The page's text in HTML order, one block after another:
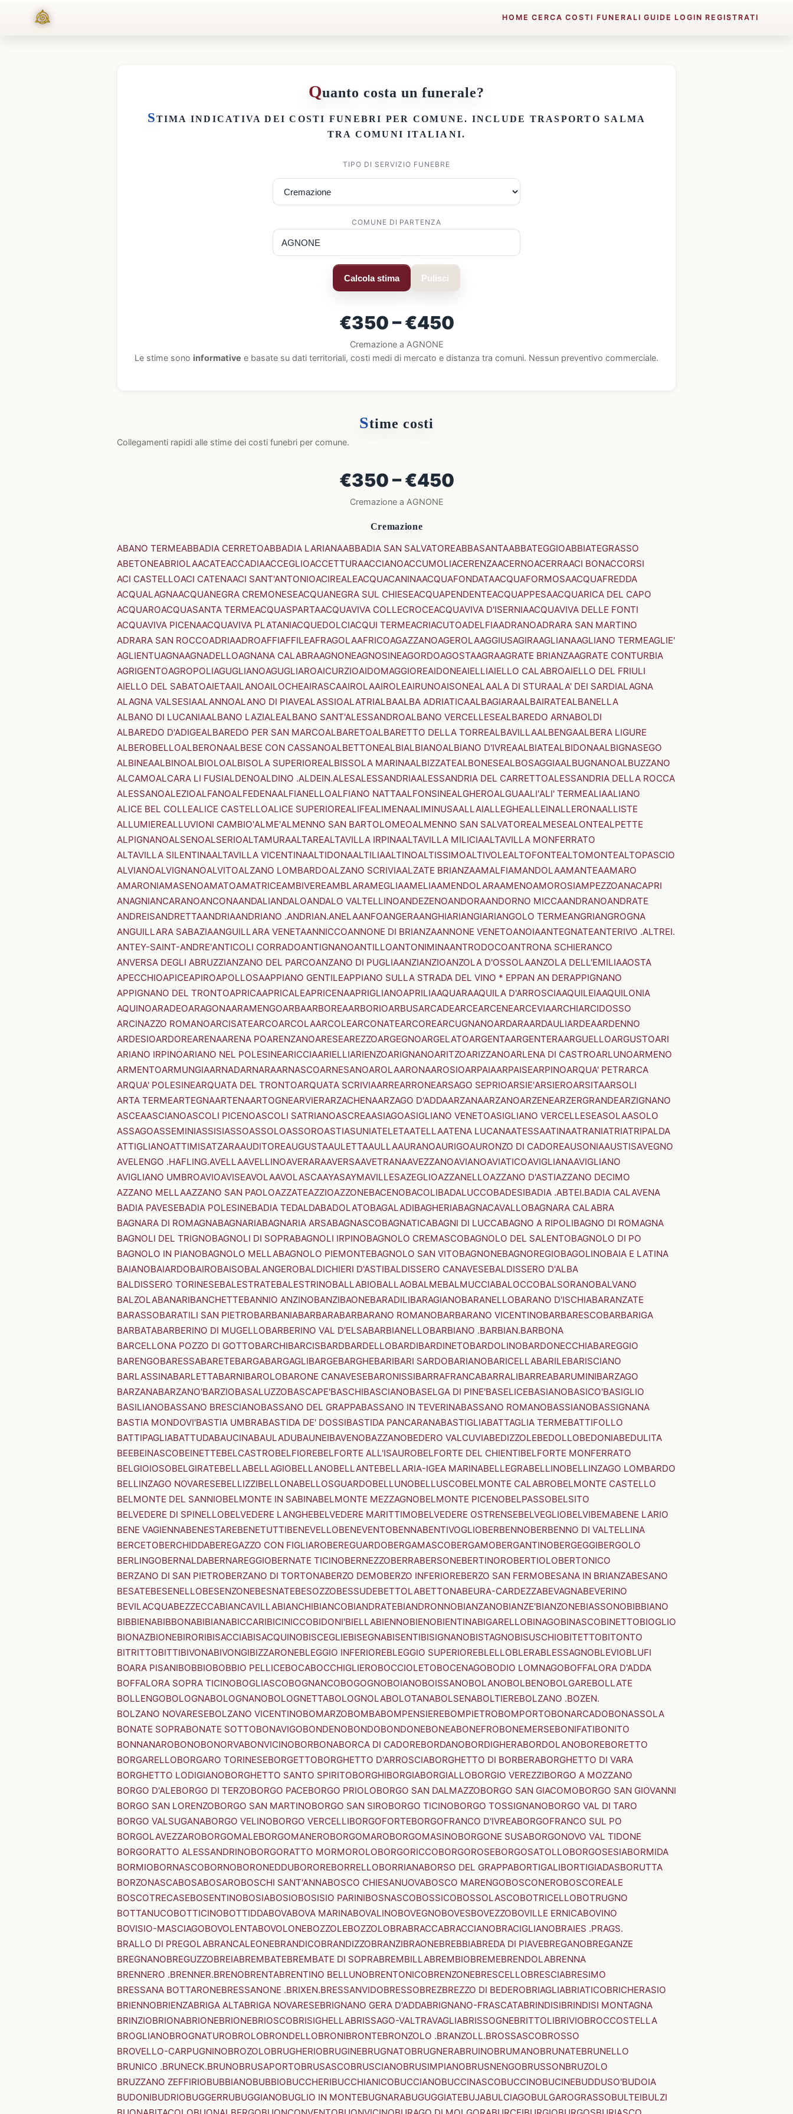
HOME CERCA COSTI FUNERALI GUIDE LOGIN REGISTRATI
Quanto costa un funerale?
STIMA INDICATIVA DEICOSTI FUNEBRI PER COMUNE. INCLUDE TRASPORTO SALMA
TRA COMUNI ITALIANI.
TIPO DI SERVIZIO FUNEBRE
COMUNE DI PARTENZA
Calcola stima Pulisci
€350 – €450
Cremazione a AGNONE
Le stime sono informative e basate su dati territoriali, costi medi di mercato e distanza tra comuni. Nessun preventivo commerciale.
Stime costi
Collegamenti rapidi alle stime dei costi funebri per comune.
€350 – €450
Cremazione a AGNONE
Cremazione
ABANO TERMEABBADIA CERRETOABBADIA LARIANAABBADIA SAN SALVATOREABBASANTAABBATEGGIOABBIATEGRASSO
ABETONEABRIOLAACATEACCADIAACCEGLIOACCETTURAACCIANOACCUMOLIACERENZAACERNOACERRAACI BONACCORSI
ACI CASTELLOACI CATENAACI SANT'ANTONIOACIREALEACQUACANINAACQUAFONDATAACQUAFORMOSAACQUAFREDDA
ACQUALAGNAACQUANEGRA CREMONESEACQUANEGRA SUL CHIESEACQUAPENDENTEACQUAPPESAACQUARICA DEL CAPO
ACQUAROACQUASANTA TERMEACQUASPARTAACQUAVIVA COLLECROCEACQUAVIVA D'ISERNIAACQUAVIVA DELLE FONTI
ACQUAVIVA PICENAACQUAVIVA PLATANIACQUEDOLCIACQUI TERMEACRIACUTOADELFIAADRANOADRARA SAN MARTINO
ADRARA SAN ROCCOADRIAADROAFFIAFFILEAFRAGOLAAFRICOAGAZZANOAGEROLAAGGIUSAGIRAAGLIANAAGLIANO TERMEAGLIE'
AGLIENTUAGNAAGNADELLOAGNANA CALABRAAGNONEAGNOSINEAGORDOAGOSTAAGRAAGRATE BRIANZAAGRATE CONTURBIA
AGRIGENTOAGROPOLIAGUGLIANOAGUGLIAROAICURZIOAIDOMAGGIOREAIDONEAIELLIAIELLO CALABROAIELLO DEL FRIULI
AIELLO DEL SABATOAIETAAILANOAILOCHEAIRASCAAIROLAAIROLEAIRUNOAISONEALAALA DI STURAALA' DEI SARDIALAGNA
ALAGNA VALSESIAALANNOALANO DI PIAVEALASSIOALATRIALBAALBA ADRIATICAALBAGIARAALBAIRATEALBANELLA
ALBANO DI LUCANIAALBANO LAZIALEALBANO SANT'ALESSANDROALBANO VERCELLESEALBAREDO ARNABOLDI
ALBAREDO D'ADIGEALBAREDO PER SAN MARCOALBARETOALBARETTO DELLA TORREALBAVILLAALBENGAALBERA LIGURE
ALBEROBELLOALBERONAALBESE CON CASSANOALBETTONEALBIALBIANOALBIANO D'IVREAALBIATEALBIDONAALBIGNASEGO
ALBINEAALBINOALBIOLOALBISOLA SUPERIOREALBISSOLA MARINAALBIZZATEALBONESEALBOSAGGIAALBUGNANOALBUZZANO
ALCAMOALCARA LI FUSIALDENOALDINO .ALDEIN.ALESALESSANDRIAALESSANDRIA DEL CARRETTOALESSANDRIA DELLA ROCCA
ALESSANOALEZIOALFANOALFEDENAALFIANELLOALFIANO NATTAALFONSINEALGHEROALGUAALI'ALI' TERMEALIAALIANO
ALICE BEL COLLEALICE CASTELLOALICE SUPERIOREALIFEALIMENAALIMINUSAALLAIALLEGHEALLEINALLERONAALLISTE
ALLUMIEREALLUVIONI CAMBIO'ALME'ALMENNO SAN BARTOLOMEOALMENNO SAN SALVATOREALMESEALONTEALPETTE
ALPIGNANOALSENOALSERIOALTAMURAALTAREALTAVILLA IRPINAALTAVILLA MILICIAALTAVILLA MONFERRATO
ALTAVILLA SILENTINAALTAVILLA VICENTINAALTIDONAALTILIAALTINOALTISSIMOALTIVOLEALTOFONTEALTOMONTEALTOPASCIO
ALVIANOALVIGNANOALVITOALZANO LOMBARDOALZANO SCRIVIAALZATE BRIANZAAMALFIAMANDOLAAMANTEAAMARO
AMARONIAMASENOAMATOAMATRICEAMBIVEREAMBLARAMEGLIAAMELIAAMENDOLARAAMENOAMOROSIAMPEZZOANACAPRI
ANAGNIANCARANOANCONAANDALIANDALOANDALO VALTELLINOANDEZENOANDORAANDORNO MICCAANDRANOANDRATE
ANDREISANDRETTAANDRIAANDRIANO .ANDRIAN.ANELAANFOANGERAANGHIARIANGIARIANGOLO TERMEANGRIANGROGNA
ANGUILLARA SABAZIAANGUILLARA VENETAANNICCOANNONE DI BRIANZAANNONE VENETOANOIAANTEGNATEANTERIVO .ALTREI.
ANTEY-SAINT-ANDRE'ANTICOLI CORRADOANTIGNANOANTILLOANTONIMINAANTRODOCOANTRONA SCHIERANCO
ANVERSA DEGLI ABRUZZIANZANO DEL PARCOANZANO DI PUGLIAANZIANZIOANZOLA D'OSSOLAANZOLA DELL'EMILIAAOSTA
APECCHIOAPICEAPIROAPOLLOSAAPPIANO GENTILEAPPIANO SULLA STRADA DEL VINO * EPPAN AN DERAPPIGNANO
APPIGNANO DEL TRONTOAPRICAAPRICALEAPRICENAAPRIGLIANOAPRILIAAQUARAAQUILA D'ARROSCIAAQUILEIAAQUILONIA
AQUINOARADEOARAGONAARAMENGOARBAARBOREAARBORIOARBUSARCADEARCEARCENEARCEVIAARCHIARCIDOSSO
ARCINAZZO ROMANOARCISATEARCOARCOLAARCOLEARCONATEARCOREARCUGNANOARDARAARDAULIARDEAARDENNO
ARDESIOARDOREARENAARENA POARENZANOARESEAREZZOARGEGNOARGELATOARGENTAARGENTERAARGUELLOARGUSTOARI
ARIANO IRPINOARIANO NEL POLESINEARICCIAARIELLIARIENZOARIGNANOARITZOARIZZANOARLENA DI CASTROARLUNOARMENO
ARMENTOARMUNGIAARNADARNARAARNASCOARNESANOAROLAARONAAROSIOARPAIAARPAISEARPINOARQUA' PETRARCA
ARQUA' POLESINEARQUATA DEL TRONTOARQUATA SCRIVIAARREARRONEARSAGO SEPRIOARSIE'ARSIEROARSITAARSOLI
ARTA TERMEARTEGNAARTENAARTOGNEARVIERARZACHENAARZAGO D'ADDAARZANAARZANOARZENEARZERGRANDEARZIGNANO
ASCEAASCIANOASCOLI PICENOASCOLI SATRIANOASCREAASIAGOASIGLIANO VENETOASIGLIANO VERCELLESEASOLAASOLO
ASSAGOASSEMINIASSISIASSOASSOLOASSOROASTIASUNIATELETAATELLAATENA LUCANAATESSAATINAATRANIATRIATRIPALDA
ATTIGLIANOATTIMISATZARAAUDITOREAUGUSTAAULETTAAULLAAURANOAURIGOAURONZO DI CADOREAUSONIAAUSTISAVEGNO
AVELENGO .HAFLING.AVELLAAVELLINOAVERARAAVERSAAVETRANAAVEZZANOAVIANOAVIATICOAVIGLIANAAVIGLIANO
AVIGLIANO UMBROAVIOAVISEAVOLAAVOLASCAAYASAYMAVILLESAZEGLIOAZZANELLOAZZANO D'ASTIAZZANO DECIMO
AZZANO MELLAAZZANO SAN PAOLOAZZATEAZZIOAZZONEBACENOBACOLIBADALUCCOBADESIBADIA .ABTEI.BADIA CALAVENA
BADIA PAVESEBADIA POLESINEBADIA TEDALDABADOLATOBAGALADIBAGHERIABAGNACAVALLOBAGNARA CALABRA
BAGNARA DI ROMAGNABAGNARIABAGNARIA ARSABAGNASCOBAGNATICABAGNI DI LUCCABAGNO A RIPOLIBAGNO DI ROMAGNA
BAGNOLI DEL TRIGNOBAGNOLI DI SOPRABAGNOLI IRPINOBAGNOLO CREMASCOBAGNOLO DEL SALENTOBAGNOLO DI PO
BAGNOLO IN PIANOBAGNOLO MELLABAGNOLO PIEMONTEBAGNOLO SAN VITOBAGNONEBAGNOREGIOBAGOLINOBAIA E LATINA
BAIANOBAIARDOBAIROBAISOBALANGEROBALDICHIERI D'ASTIBALDISSERO CANAVESEBALDISSERO D'ALBA
BALDISSERO TORINESEBALESTRATEBALESTRINOBALLABIOBALLAOBALMEBALMUCCIABALOCCOBALSORANOBALVANO
BALZOLABANARIBANCHETTEBANNIO ANZINOBANZIBAONEBARADILIBARAGIANOBARANELLOBARANO D'ISCHIABARANZATE
BARASSOBARATILI SAN PIETROBARBANIABARBARABARBARANO ROMANOBARBARANO VICENTINOBARBARESCOBARBARIGA
BARBATABARBERINO DI MUGELLOBARBERINO VAL D'ELSABARBIANELLOBARBIANO .BARBIAN.BARBONA
BARCELLONA POZZO DI GOTTOBARCHIBARCISBARDBARDELLOBARDIBARDINETOBARDOLINOBARDONECCHIABAREGGIO
BARENGOBARESSABARETEBARGABARGAGLIBARGEBARGHEBARIBARI SARDOBARIANOBARICELLABARILEBARISCIANO
BARLASSINABARLETTABARNIBAROLOBARONE CANAVESEBARONISSIBARRAFRANCABARRALIBARREABARUMINIBARZAGO
BARZANABARZANO'BARZIOBASALUZZOBASCAPE'BASCHIBASCIANOBASELGA DI PINE'BASELICEBASIANOBASICO'BASIGLIO
BASILIANOBASSANO BRESCIANOBASSANO DEL GRAPPABASSANO IN TEVERINABASSANO ROMANOBASSIANOBASSIGNANA
BASTIA MONDOVI'BASTIA UMBRABASTIDA DE' DOSSIBASTIDA PANCARANABASTIGLIABATTAGLIA TERMEBATTIFOLLO
BATTIPAGLIABATTUDABAUCINABAULADUBAUNEIBAVENOBAZZANOBEDERO VALCUVIABEDIZZOLEBEDOLLOBEDONIABEDULITA
BEEBEINASCOBEINETTEBELCASTROBELFIOREBELFORTE ALL'ISAUROBELFORTE DEL CHIENTIBELFORTE MONFERRATO
BELGIOIOSOBELGIRATEBELLABELLAGIOBELLANOBELLANTEBELLARIA-IGEA MARINABELLEGRABELLINOBELLINZAGO LOMBARDO
BELLINZAGO NOVARESEBELLIZZIBELLONABELLOSGUARDOBELLUNOBELLUSCOBELMONTE CALABROBELMONTE CASTELLO
BELMONTE DEL SANNIOBELMONTE IN SABINABELMONTE MEZZAGNOBELMONTE PICENOBELPASSOBELSITO
BELVEDERE DI SPINELLOBELVEDERE LANGHEBELVEDERE MARITTIMOBELVEDERE OSTRENSEBELVEGLIOBELVIBEMABENE LARIO
BENE VAGIENNABENESTAREBENETUTTIBENEVELLOBENEVENTOBENNABENTIVOGLIOBERBENNOBERBENNO DI VALTELLINA
BERCETOBERCHIDDABEREGAZZO CON FIGLIAROBEREGUARDOBERGAMASCOBERGAMOBERGANTINOBERGEGGIBERGOLO
BERLINGOBERNALDABERNAREGGIOBERNATE TICINOBERNEZZOBERRABERSONEBERTINOROBERTIOLOBERTONICO
BERZANO DI SAN PIETROBERZANO DI TORTONABERZO DEMOBERZO INFERIOREBERZO SAN FERMOBESANA IN BRIANZABESANO
BESATEBESENELLOBESENZONEBESNATEBESOZZOBESSUDEBETTOLABETTONABEURA-CARDEZZABEVAGNABEVERINO
BEVILACQUABEZZECCABIANCAVILLABIANCHIBIANCOBIANDRATEBIANDRONNOBIANZANOBIANZE'BIANZONEBIASSONOBIBBIANO
BIBBIENABIBBONABIBIANABICCARIBICINICCOBIDONI'BIELLABIENNOBIENOBIENTINABIGARELLOBINAGOBINASCOBINETTOBIOGLIO
BIONAZBIONEBIRORIBISACCIABISACQUINOBISCEGLIEBISEGNABISENTIBISIGNANOBISTAGNOBISUSCHIOBITETTOBITONTO
BITRITTOBITTIBIVONABIVONGIBIZZARONEBLEGGIO INFERIOREBLEGGIO SUPERIOREBLELLOBLERABLESSAGNOBLEVIOBLUFI
BOARA PISANIBOBBIOBOBBIO PELLICEBOCABOCCHIGLIEROBOCCIOLETOBOCENAGOBODIO LOMNAGOBOFFALORA D'ADDA
BOFFALORA SOPRA TICINOBOGLIASCOBOGNANCOBOGOGNOBOIANOBOISSANOBOLANOBOLBENOBOLGAREBOLLATE
BOLLENGOBOLOGNABOLOGNANOBOLOGNETTABOLOGNOLABOLOTANABOLSENABOLTIEREBOLZANO .BOZEN.
BOLZANO NOVARESEBOLZANO VICENTINOBOMARZOBOMBABOMPENSIEREBOMPIETROBOMPORTOBONARCADOBONASSOLA
BONATE SOPRABONATE SOTTOBONAVIGOBONDENOBONDOBONDONEBONEABONEFROBONEMERSEBONIFATIBONITO
BONNANAROBONOBONORVABONVICINOBORBONABORCA DI CADOREBORDANOBORDIGHERABORDOLANOBOREBORETTO
BORGARELLOBORGARO TORINESEBORGETTOBORGHETTO D'ARROSCIABORGHETTO DI BORBERABORGHETTO DI VARA
BORGHETTO LODIGIANOBORGHETTO SANTO SPIRITOBORGHIBORGIABORGIALLOBORGIO VEREZZIBORGO A MOZZANO
BORGO D'ALEBORGO DI TERZOBORGO PACEBORGO PRIOLOBORGO SAN DALMAZZOBORGO SAN GIACOMOBORGO SAN GIOVANNI
BORGO SAN LORENZOBORGO SAN MARTINOBORGO SAN SIROBORGO TICINOBORGO TOSSIGNANOBORGO VAL DI TARO
BORGO VALSUGANABORGO VELINOBORGO VERCELLIBORGOFORTEBORGOFRANCO D'IVREABORGOFRANCO SUL PO
BORGOLAVEZZAROBORGOMALEBORGOMANEROBORGOMAROBORGOMASINOBORGONE SUSABORGONOVO VAL TIDONE
BORGORATTO ALESSANDRINOBORGORATTO MORMOROLOBORGORICCOBORGOROSEBORGOSATOLLOBORGOSESIABORMIDA
BORMIOBORNASCOBORNOBORONEDDUBOROREBORRELLOBORRIANABORSO DEL GRAPPABORTIGALIBORTIGIADASBORUTTA
BORZONASCABOSABOSAROBOSCHI SANT'ANNABOSCO CHIESANUOVABOSCO MARENGOBOSCONEROBOSCOREALE
BOSCOTRECASEBOSENTINOBOSIABOSIOBOSISIO PARINIBOSNASCOBOSSICOBOSSOLASCOBOTRICELLOBOTRUGNO
BOTTANUCOBOTTICINOBOTTIDDABOVABOVA MARINABOVALINOBOVEGNOBOVESBOVEZZOBOVILLE ERNICABOVINO
BOVISIO-MASCIAGOBOVOLENTABOVOLONEBOZZOLEBOZZOLOBRABRACCABRACCIANOBRACIGLIANOBRAIES .PRAGS.
BRALLO DI PREGOLABRANCALEONEBRANDICOBRANDIZZOBRANZIBRAONEBREBBIABREDA DI PIAVEBREGANOBREGANZE
BREGNANOBREGUZZOBREIABREMBATEBREMBATE DI SOPRABREMBILLABREMBIOBREMEBRENDOLABRENNA
BRENNERO .BRENNER.BRENOBRENTABRENTINO BELLUNOBRENTONICOBRENZONEBRESCELLOBRESCIABRESIMO
BRESSANA BOTTARONEBRESSANONE .BRIXEN.BRESSANVIDOBRESSOBREZBREZZO DI BEDEROBRIAGLIABRIATICOBRICHERASIO
BRIENNOBRIENZABRIGA ALTABRIGA NOVARESEBRIGNANO GERA D'ADDABRIGNANO-FRASCATABRINDISIBRINDISI MONTAGNA
BRINZIOBRIONABRIONEBRIONEBRIOSCOBRISIGHELLABRISSAGO-VALTRAVAGLIABRISSOGNEBRITTOLIBRIVIOBROCCOSTELLA
BROGLIANOBROGNATUROBROLOBRONDELLOBRONIBRONTEBRONZOLO .BRANZOLL.BROSSASCOBROSSO
BROVELLO-CARPUGNINOBROZOLOBRUGHERIOBRUGINEBRUGNATOBRUGNERABRUINOBRUMANOBRUNATEBRUNELLO
BRUNICO .BRUNECK.BRUNOBRUSAPORTOBRUSASCOBRUSCIANOBRUSIMPIANOBRUSNENGOBRUSSONBRUZOLO
BRUZZANO ZEFFIRIOBUBBIANOBUBBIOBUCCHERIBUCCHIANICOBUCCIANOBUCCINASCOBUCCINOBUCINEBUDDUSO'BUDOIA
BUDONIBUDRIOBUGGERRUBUGGIANOBUGLIO IN MONTEBUGNARABUGUGGIATEBUJABULCIAGOBULGAROGRASSOBULTEIBULZI